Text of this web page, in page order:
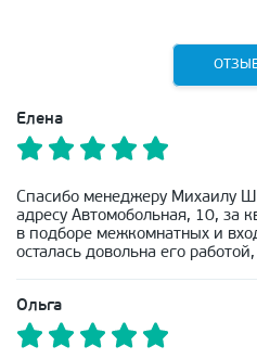
Елена
Спасибо менеджеру Михаилу
адресу Автомобольная, 10, за
в подборе межкомнатных и
осталась довольна его
Ольга